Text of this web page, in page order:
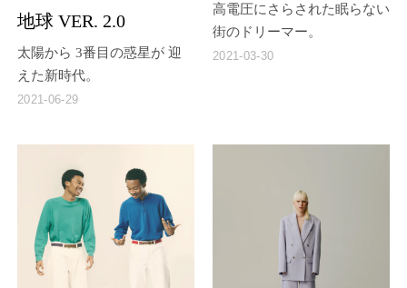
地球 VER. 2.0
太陽から 3番目の惑星が 迎
えた新時代。
2021-06-29
高電圧にさらされた眠らない
街のドリーマー。
2021-03-30